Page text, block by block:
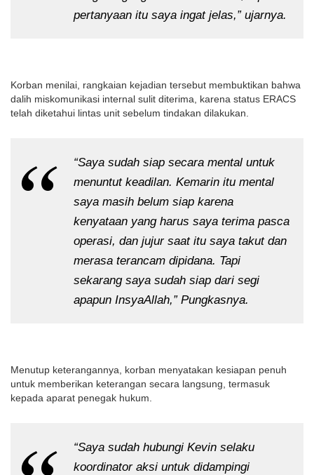
pertanyaan itu saya ingat jelas,” ujarnya.
Korban menilai, rangkaian kejadian tersebut membuktikan bahwa
dalih miskomunikasi internal sulit diterima, karena status ERACS
telah diketahui lintas unit sebelum tindakan dilakukan.
“Saya sudah siap secara mental untuk
menuntut keadilan. Kemarin itu mental
saya masih belum siap karena
kenyataan yang harus saya terima pasca
operasi, dan jujur saat itu saya takut dan
merasa terancam dipidana. Tapi
sekarang saya sudah siap dari segi
apapun InsyaAllah,” Pungkasnya.
Menutup keterangannya, korban menyatakan kesiapan penuh
untuk memberikan keterangan secara langsung, termasuk
kepada aparat penegak hukum.
“Saya sudah hubungi Kevin selaku
koordinator aksi untuk didampingi